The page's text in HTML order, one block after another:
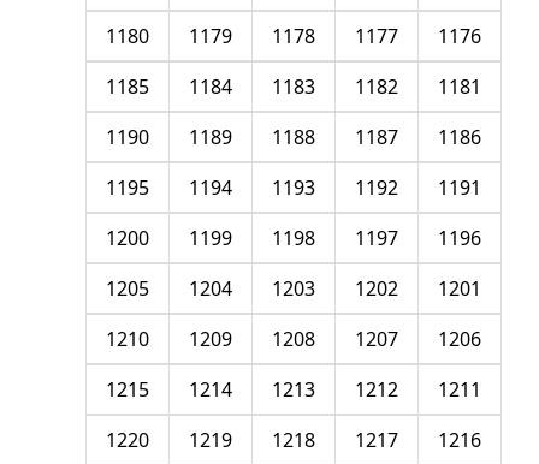
1176
1177
1178
1179
1180
1181
1182
1183
1184
1185
1186
1187
1188
1189
1190
1191
1192
1193
1194
1195
1196
1197
1198
1199
1200
1201
1202
1203
1204
1205
1206
1207
1208
1209
1210
1211
1212
1213
1214
1215
1216
1217
1218
1219
1220